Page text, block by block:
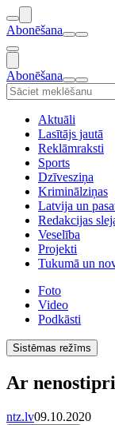
Abonēšana
Abonēšana
Aktuāli
Lasītājs jautā
Reklāmraksti
Sports
Dzīvesziņa
Kriminālziņas
Latvija un
Redakcijas
Veselība
Projekti
Tukumā un
Foto
Video
Podkāsti
Sistēmas režīms
Ar
ntz.lv09.10.2020